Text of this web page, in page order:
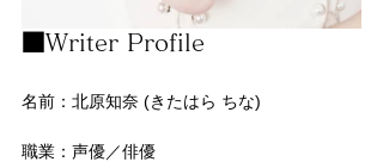
■Writer Profile
名前：北原知奈 (きたはら ちな)
職業：声優／俳優